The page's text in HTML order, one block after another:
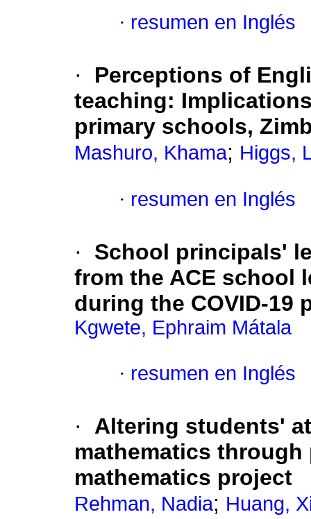
· resumen en Inglés
·
Perceptions of
teaching:
primary schools,
Mashuro, Khama; Higgs,
· resumen en Inglés
·
School principals'
from the ACE school
during the COVID-19
Kgwete, Ephraim Mátala
· resumen en Inglés
·
Altering students'
mathematics
mathematics project
Rehman, Nadia; Huang,